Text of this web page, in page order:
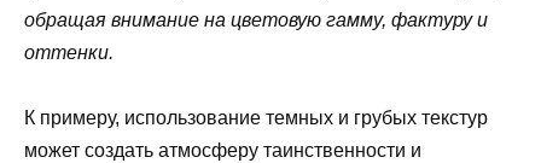
обращая внимание на цветовую гамму, фактуру и
оттенки.
К примеру, использование темных и грубых текстур
может создать атмосферу таинственности и